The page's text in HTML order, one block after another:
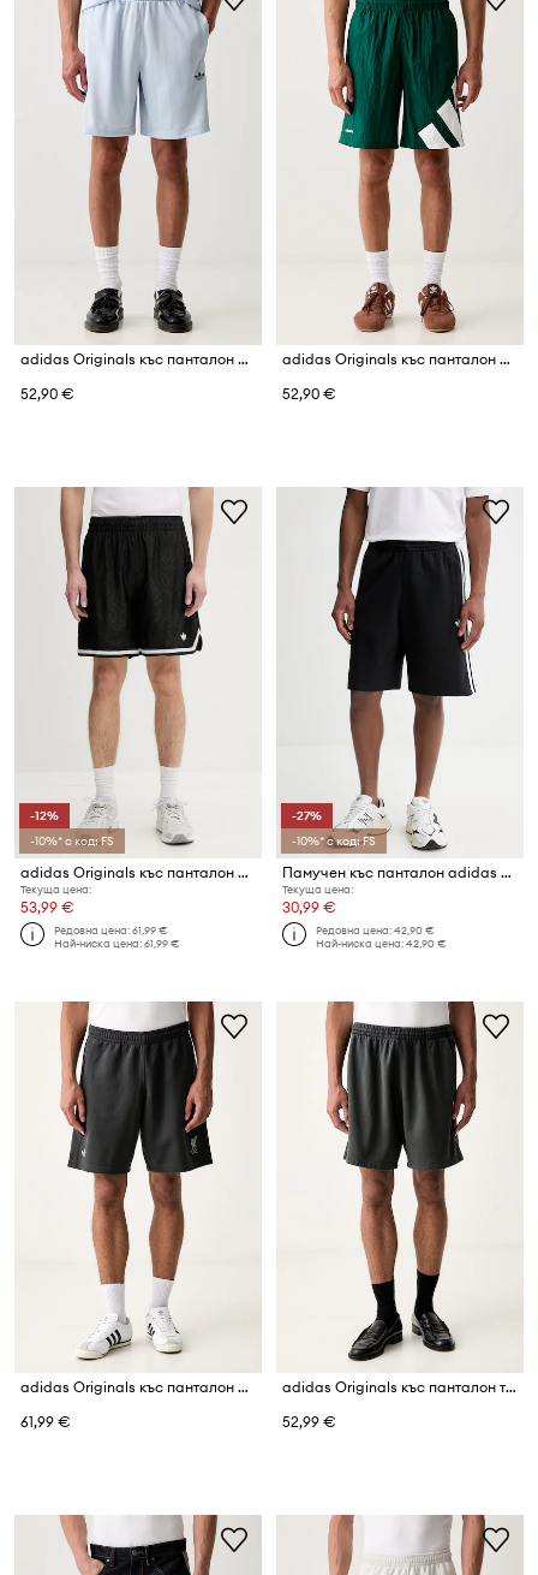
adidas Originals къс панталон мъжки
52,90 €
adidas Originals къс панталон мъжки
52,90 €
-12%
-10%* с код: FS
adidas Originals къс панталон мъжки
Текуща цена:
53,99 €
Редовна цена:61,99 €
Най-ниска цена:61,99 €
-27%
-10%* с код: FS
Памучен къс панталон adidas Originals
Текуща цена:
30,99 €
Редовна цена:42,90 €
Най-ниска цена:42,90 €
adidas Originals къс панталон мъжки с памук LFC Spacer Teamgeist
61,99 €
adidas Originals къс панталон тип анцуг мъжки с памук Essentials
52,99 €